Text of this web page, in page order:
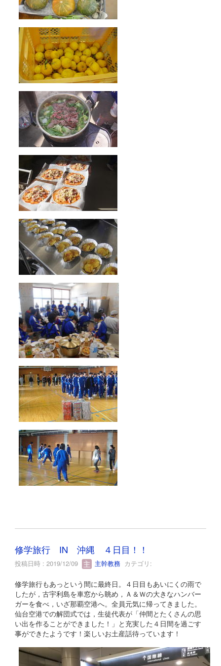
修学旅行 IN 沖縄 ４日目！！
投稿日時 : 2019/12/09 主幹教務 カテゴリ:
修学旅行もあっという間に最終日。４日目もあいにくの雨で
したが，古宇利島を車窓から眺め，Ａ＆Ｗの大きなハンバー
ガーを食べ，いざ那覇空港へ。全員元気に帰ってきました。
仙台空港での解団式では，生徒代表が「仲間とたくさんの思
い出を作ることができました！」と充実した４日間を過ごす
事ができたようです！楽しいお土産話待っています！